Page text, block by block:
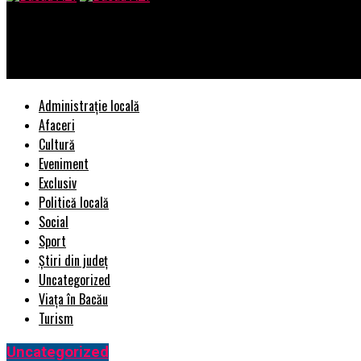
Administrație locală
Afaceri
Cultură
Eveniment
Exclusiv
Politică locală
Social
Sport
Știri din județ
Uncategorized
Viața în Bacău
Turism
Uncategorized